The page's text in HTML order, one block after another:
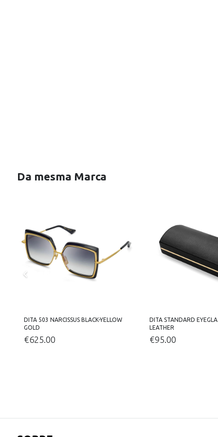
Da mesma Marca
DITA 503 NARCISSUS BLACK-YELLOW
GOLD
€625.00
DITA STANDARD
LEATHER
€95.00